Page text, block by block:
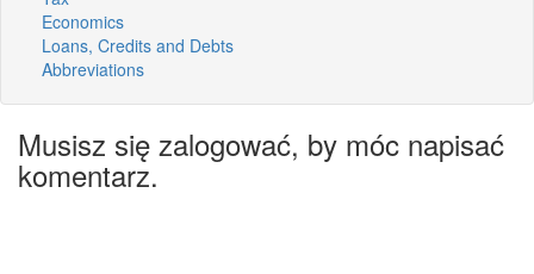
Economics
Loans, Credits and Debts
Abbreviations
Musisz się zalogować, by móc napisać
komentarz.